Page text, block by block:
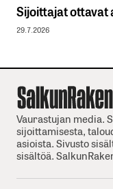
Sijoittajat ottavat
29.7.2026
Vaurastujan media.
sijoittamisesta,
asioista. Sivusto
sisältöä.